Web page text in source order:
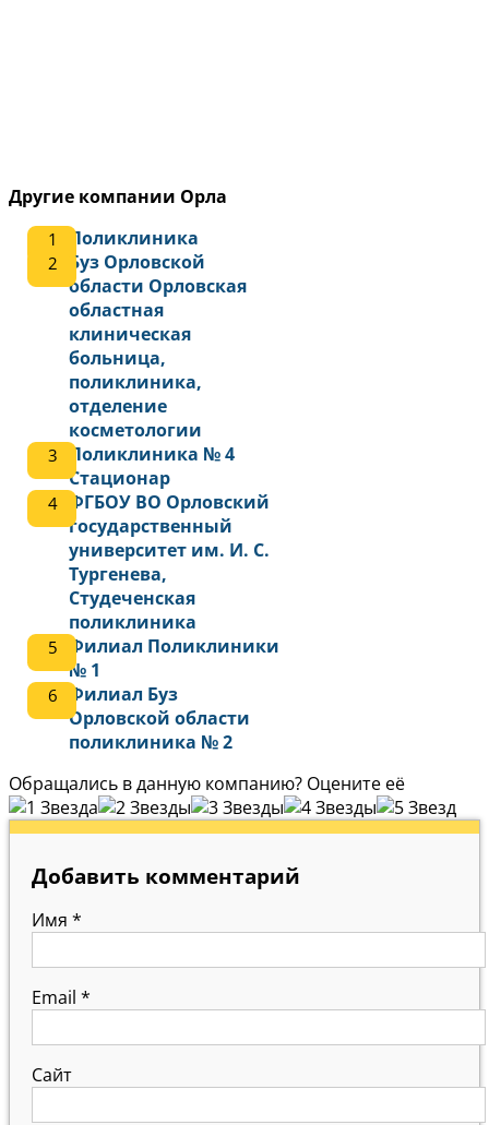
Другие компании Орла
Поликлиника
Буз Орловской
области Орловская
областная
клиническая
больница,
поликлиника,
отделение
косметологии
Поликлиника № 4
Стационар
ФГБОУ ВО Орловский
государственный
университет им. И. С.
Тургенева,
Студеченская
поликлиника
Филиал Поликлиники
№ 1
Филиал Буз
Орловской области
поликлиника № 2
Обращались в данную компанию? Оцените её
Добавить комментарий
Имя *
Email *
Сайт